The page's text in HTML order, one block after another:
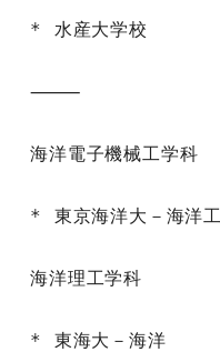
* 水産大学校
⸻
海洋電子機械工学科
* 東京海洋大－海洋工
海洋理工学科
* 東海大－海洋